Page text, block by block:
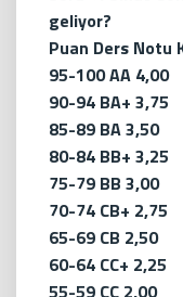
geliyor?
Puan Ders Notu
95-100 AA 4,00
90-94 BA+ 3,75
85-89 BA 3,50
80-84 BB+ 3,25
75-79 BB 3,00
70-74 CB+ 2,75
65-69 CB 2,50
60-64 CC+ 2,25
55-59 CC 2,00